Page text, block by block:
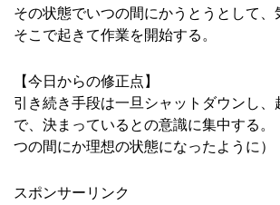
その状態でいつの間にかうとうとして、
そこで起きて作業を開始する。
【今日からの修正点】
引き続き手段は一旦シャットダウンし、
で、決まっているとの意識に集中する。
つの間にか理想の状態になったように）
スポンサーリンク